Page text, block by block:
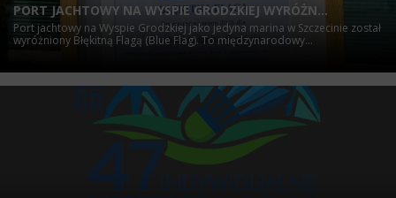
PORT JACHTOWY NA WYSPIE GRODZKIEJ WYRÓŻN...
Port jachtowy na Wyspie Grodzkiej jako jedyna marina w Szczecinie został
wyróżniony Błękitną Flagą (Blue Flag). To międzynarodowy...